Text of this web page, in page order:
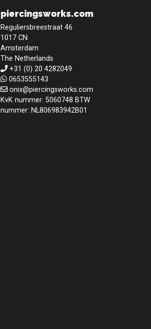
piercingsworks.com
Reguliersbreestraat 46
1017 CN
Amsterdam
The Netherlands
+31 (0) 20 4282049
0653555143
onix@piercingsworks.com
KvK nummer: 5060748 BTW
nummer: NL806983942B01